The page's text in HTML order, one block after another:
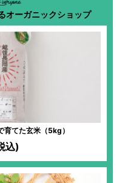
オーガニックショップ
育てた玄米（5kg）
込)